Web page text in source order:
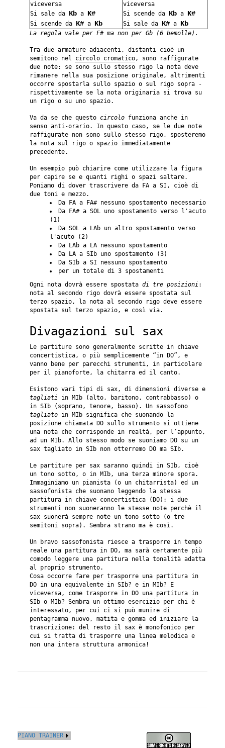
viceversa
viceversa
Si sale da Kb a K# Si scende da Kb a K#
Si scende da K# a Kb Si sale da K# a Kb
La regola vale per F# ma non per Gb (6 bemolle).
Tra due armature adiacenti, distanti cioè un
semitono nel circolo cromatico, sono raffigurate
due note: se sono sullo stesso rigo la nota deve
rimanere nella sua posizione originale, altrimenti
occorre spostarla sullo spazio o sul rigo sopra -
rispettivamente se la nota originaria si trova su
un rigo o su uno spazio.
Va da se che questo circolo funziona anche in
senso anti-orario. In questo caso, se le due note
raffigurate non sono sullo stesso rigo, sposteremo
la nota sul rigo o spazio immediatamente
precedente.
Un esempio può chiarire come utilizzare la figura
per capire se e quanti righi o spazi saltare.
Poniamo di dover trascrivere da FA a SI, cioè di
due toni e mezzo.
Da FA a FA# nessuno spostamento necessario
Da FA# a SOL uno spostamento verso l'acuto
(1)
Da SOL a LAb un altro spostamento verso
l'acuto (2)
Da LAb a LA nessuno spostamento
Da LA a SIb uno spostamento (3)
Da SIb a SI nessuno spostamento
per un totale di 3 spostamenti
Ogni nota dovrà essere spostata di tre posizioni :
nota al secondo rigo dovrà essere spostata sul
terzo spazio, la nota al secondo rigo deve essere
spostata sul terzo spazio, e così via.
Divagazioni sul sax
Le partiture sono generalmente scritte in chiave
concertistica, o più semplicemente “in DO”, e
vanno bene per parecchi strumenti, in particolare
per il pianoforte, la chitarra ed il canto.
Esistono vari tipi di sax, di dimensioni diverse e
tagliati in MIb (alto, baritono, contrabbasso) o
in SIb (soprano, tenore, basso). Un sassofono
tagliato in MIb significa che suonando la
posizione chiamata DO sullo strumento si ottiene
una nota che corrisponde in realtà, per l’appunto,
ad un MIb. Allo stesso modo se suoniamo DO su un
sax tagliato in SIb non otterremo DO ma SIb.
Le partiture per sax saranno quindi in SIb, cioè
un tono sotto, o in MIb, una terza minore spora.
Immaginiamo un pianista (o un chitarrista) ed un
sassofonista che suonano leggendo la stessa
partitura in chiave concertistica (DO): i due
strumenti non suoneranno le stesse note perchè il
sax suonerà sempre note un tono sotto (o tre
semitoni sopra). Sembra strano ma è così.
Un bravo sassofonista riesce a trasporre in tempo
reale una partitura in DO, ma sarà certamente più
comodo leggere una partitura nella tonalità adatta
al proprio strumento.
Cosa occorre fare per trasporre una partitura in
DO in una equivalente in SIb? e in MIb? E
viceversa, come trasporre in DO una partitura in
SIb o MIb? Sembra un ottimo esercizio per chi è
interessato, per cui ci si può munire di
pentagramma nuovo, matita e gomma ed iniziare la
trascrizione: del resto il sax è monofonico per
cui si tratta di trasporre una linea melodica e
non una intera struttura armonica!
PIANO TRAINER